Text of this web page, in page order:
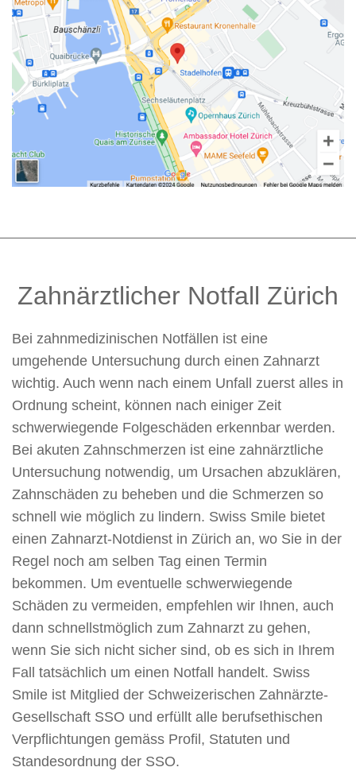
Zahnärztlicher Notfall Zürich
Bei zahnmedizinischen Notfällen ist eine
umgehende Untersuchung durch einen Zahnarzt
wichtig. Auch wenn nach einem Unfall zuerst alles in
Ordnung scheint, können nach einiger Zeit
schwerwiegende Folgeschäden erkennbar werden.
Bei akuten Zahnschmerzen ist eine zahnärztliche
Untersuchung notwendig, um Ursachen abzuklären,
Zahnschäden zu beheben und die Schmerzen so
schnell wie möglich zu lindern. Swiss Smile bietet
einen Zahnarzt-Notdienst in Zürich an, wo Sie in der
Regel noch am selben Tag einen Termin
bekommen. Um eventuelle schwerwiegende
Schäden zu vermeiden, empfehlen wir Ihnen, auch
dann schnellstmöglich zum Zahnarzt zu gehen,
wenn Sie sich nicht sicher sind, ob es sich in Ihrem
Fall tatsächlich um einen Notfall handelt. Swiss
Smile ist Mitglied der Schweizerischen Zahnärzte-
Gesellschaft SSO und erfüllt alle berufsethischen
Verpflichtungen gemäss Profil, Statuten und
Standesordnung der SSO.